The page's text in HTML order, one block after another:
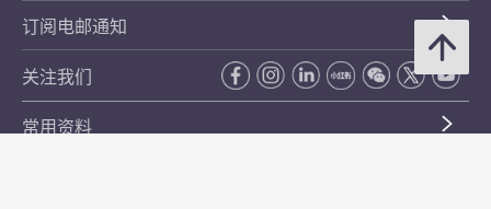
订阅电邮通知
关注我们
常用资料